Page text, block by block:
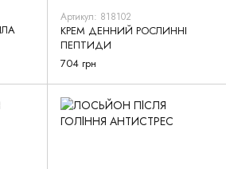
Артикул: 818102
КРЕМ ДЕННИЙ РОСЛИННІ
ПЕПТИДИ
704 грн